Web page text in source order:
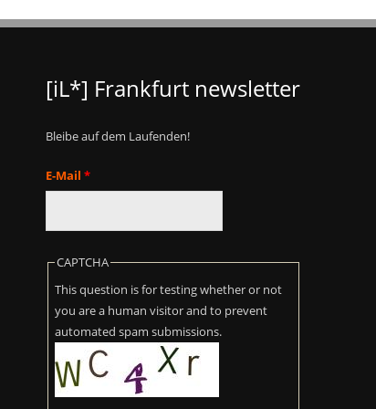
[iL*] Frankfurt newsletter
Bleibe auf dem Laufenden!
E-Mail *
CAPTCHA
This question is for testing whether or not
you are a human visitor and to prevent
automated spam submissions.